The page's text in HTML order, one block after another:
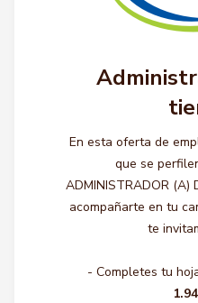
En esta oferta de
que se
ADMINISTRADOR (A)
acompañarte en tu
te
- Completes tu